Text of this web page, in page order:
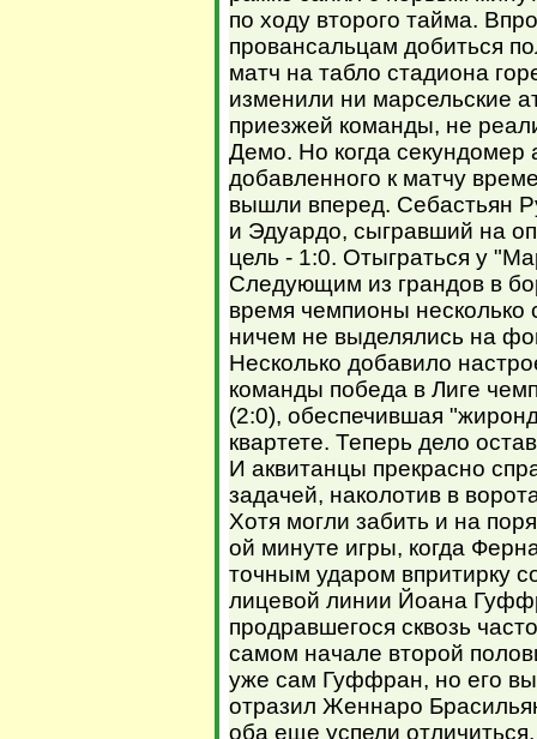
по ходу второго тайма.
провансальцам добиться
матч на табло стадиона
изменили ни марсельские
приезжей команды, не
Демо. Но когда секундомер
добавленного к матчу
вышли вперед. Себастьян
и Эдуардо, сыгравший на
цель - 1:0. Отыграться у
Следующим из грандов в
время чемпионы несколько
ничем не выделялись на
Несколько добавило
команды победа в Лиге
(2:0), обеспечившая
квартете. Теперь дело
И аквитанцы прекрасно
задачей, наколотив в
Хотя могли забить и на
ой минуте игры, когда
точным ударом впритирку
лицевой линии Йоана
продравшегося сквозь
самом начале второй
уже сам Гуффран, но его
отразил Женнаро
оба еще успели